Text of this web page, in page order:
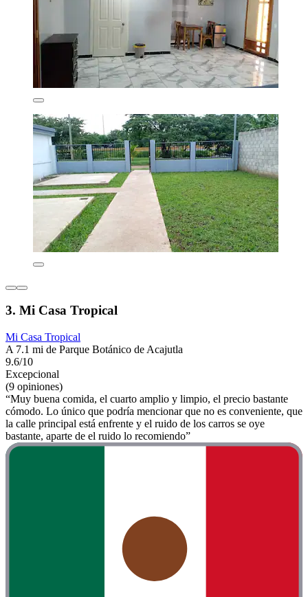
3. Mi Casa Tropical
Mi Casa Tropical
A 7.1 mi de Parque Botánico de Acajutla
9.6/10
Excepcional
(9 opiniones)
“Muy buena comida, el cuarto amplio y limpio, el precio bastante
cómodo. Lo único que podría mencionar que no es conveniente, que
la calle principal está enfrente y el ruido de los carros se oye
bastante, aparte de el ruido lo recomiendo”